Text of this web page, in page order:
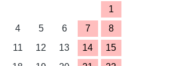
1
4 5 6 7
8
11 12 13 14
15